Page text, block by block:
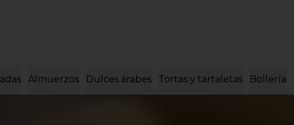
Almuerzos Dulces árabes Tortas y tartaletas Bollería